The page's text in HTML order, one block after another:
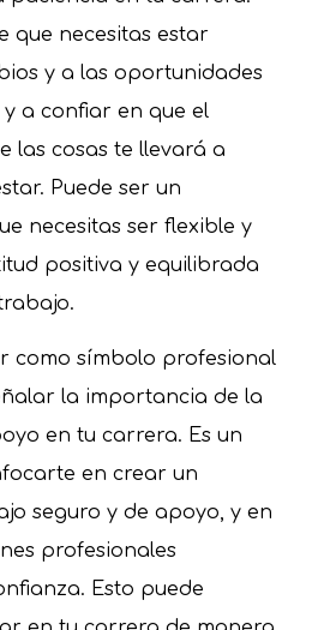
que necesitas estar
y a las oportunidades
a confiar en que el
las cosas te llevará a
Puede ser un
necesitas ser flexible y
positiva y equilibrada
como símbolo profesional
la importancia de la
en tu carrera. Es un
en crear un
seguro y de apoyo, y en
profesionales
Esto puede